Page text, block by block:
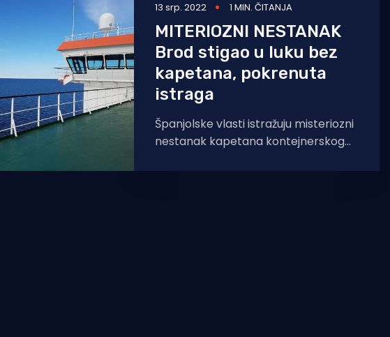
13 srp. 2022 1 MIN. ČITANJA
MITERIOZNI NESTANAK
Brod stigao u luku bez
kapetana, pokrenuta
istraga
Španjolske vlasti istražuju misteriozni
nestanak kapetana kontejnerskog
stigao u luku Algeciras. Algeciras